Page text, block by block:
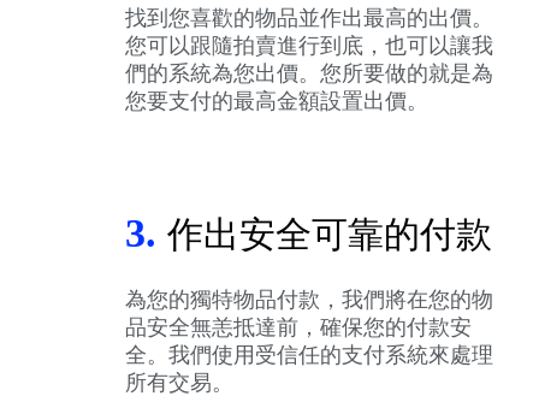
找到您喜歡的物品並作出最高的出價。
您可以跟隨拍賣進行到底，也可以讓我
們的系統為您出價。您所要做的就是為
您要支付的最高金額設置出價。
3. 作出安全可靠的付款
為您的獨特物品付款，我們將在您的物
品安全無恙抵達前，確保您的付款安
全。我們使用受信任的支付系統來處理
所有交易。